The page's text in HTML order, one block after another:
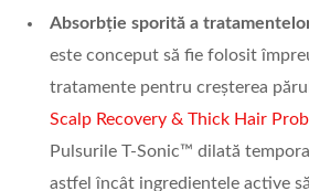
Absorbție sporită a
este conceput să fie folosit
tratamente pentru creșterea
Scalp Recovery & Thick Hair
Pulsurile T-Sonic™ dilată
astfel încât ingredientele active